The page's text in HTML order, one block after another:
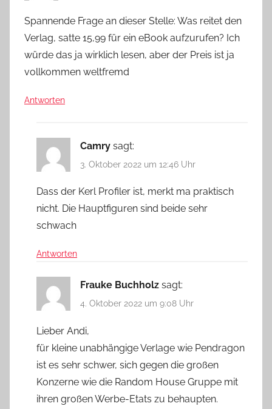
Spannende Frage an dieser Stelle: Was reitet den
Verlag, satte 15,99 für ein eBook aufzurufen? Ich
würde das ja wirklich lesen, aber der Preis ist ja
vollkommen weltfremd
Antworten
Camry sagt:
3. Oktober 2022 um 12:46 Uhr
Dass der Kerl Profiler ist, merkt ma praktisch
nicht. Die Hauptfiguren sind beide sehr
schwach
Antworten
Frauke Buchholz sagt:
4. Oktober 2022 um 9:08 Uhr
Lieber Andi,
für kleine unabhängige Verlage wie Pendragon
ist es sehr schwer, sich gegen die großen
Konzerne wie die Random House Gruppe mit
ihren großen Werbe-Etats zu behaupten.